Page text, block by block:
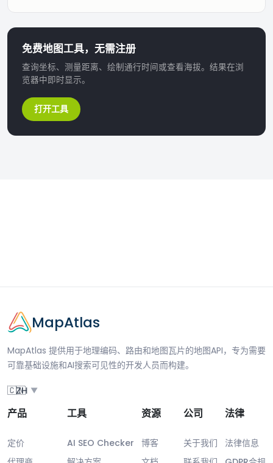
免费地图工具，无需注册
查询坐标、测量距离、绘制通行时间或查看海拔。结果在浏
览器中即时显示。
打开工具
MapAtlas
MapAtlas 提供用于地理编码、路由和地图瓦片的地图API，专为需要
可靠基础设施和AI搜索可见性的开发人员而构建。
🇨🇳
ZH ▼
产品
定价
工具
AI SEO Checker
资源
博客
公司
关于我们
法律
法律信息